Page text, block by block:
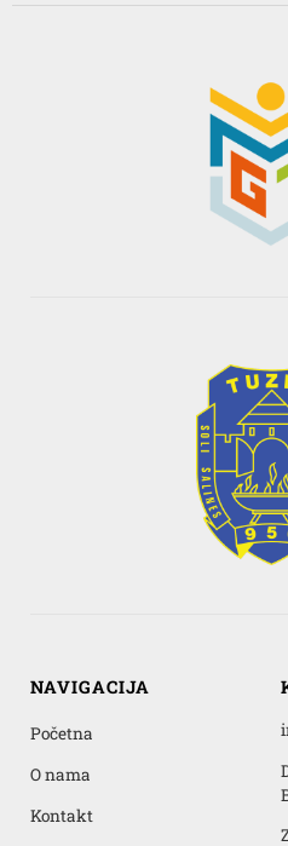
NAVIGACIJA
Početna
O nama
Kontakt